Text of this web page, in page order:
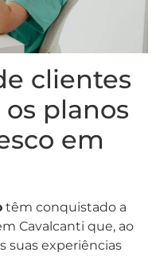
clientes
planos
em
têm conquistado a
Cavalcanti que, ao
suas experiências